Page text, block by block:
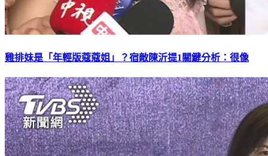
雞排妹是「年輕版蔻蔻姐」？宿敵陳沂提1關鍵分析：很像